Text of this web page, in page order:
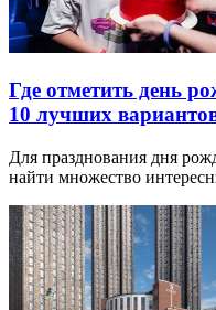
Где отметить день
10 лучших
Для празднования дня
найти множество